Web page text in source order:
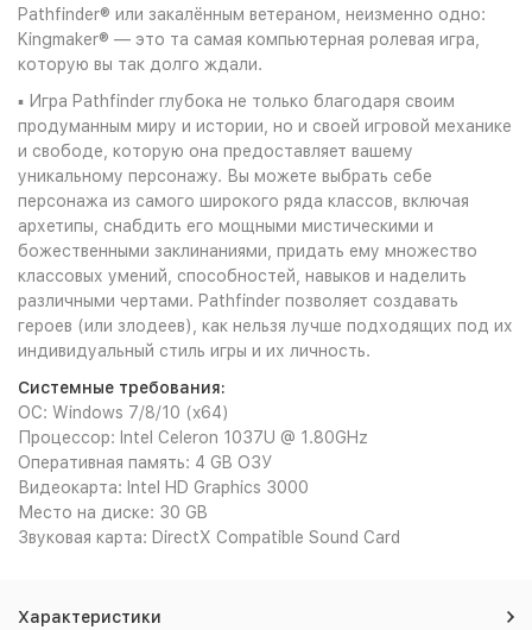
Pathfinder® или закалённым ветераном, неизменно одно:
Kingmaker® — это та самая компьютерная ролевая игра,
которую вы так долго ждали.
▪ Игра Pathfinder глубока не только благодаря своим
продуманным миру и истории, но и своей игровой механике
и свободе, которую она предоставляет вашему
уникальному персонажу. Вы можете выбрать себе
персонажа из самого широкого ряда классов, включая
архетипы, снабдить его мощными мистическими и
божественными заклинаниями, придать ему множество
классовых умений, способностей, навыков и наделить
различными чертами. Pathfinder позволяет создавать
героев (или злодеев), как нельзя лучше подходящих под их
индивидуальный стиль игры и их личность.
Системные требования:
ОС: Windows 7/8/10 (x64)
Процессор: Intel Celeron 1037U @ 1.80GHz
Оперативная память: 4 GB ОЗУ
Видеокарта: Intel HD Graphics 3000
Место на диске: 30 GB
Звуковая карта: DirectX Compatible Sound Card
Характеристики